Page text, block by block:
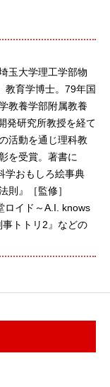
玉大学理工学部物
教育学博士。79年国
教養学部附属教養
発研究所教授を経て
活動を通じ理科教
を受賞。著書に
学おもしろ絵事典
則』［監修］
ロイド～A.I. knows
トトリ2』などの